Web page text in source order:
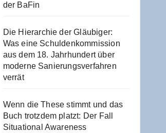
der BaFin
Die Hier­ar­chie der Gläu­bi­ger:
Was eine Schul­den­kom­mis­si­on
aus dem 18. Jahr­hun­dert über
moder­ne Sanie­rungs­ver­fah­ren
verrät
Wenn die The­se stimmt und das
Buch trotz­dem platzt: Der Fall
Situa­tio­nal Awareness